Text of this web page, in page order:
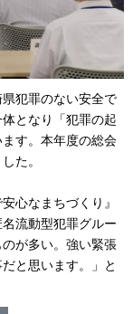
犯罪のない安全で
となり「犯罪の起
す。本年度の総会
た。
心なまちづくり』
流動型犯罪グルー
が多い。強い緊張
と思います。」と